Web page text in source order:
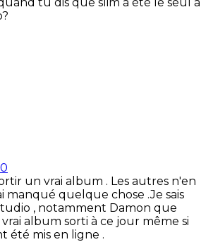
un vrai album . Les autres n'en
manqué quelque chose .Je sais
, notamment Damon que
album sorti à ce jour même si
été mis en ligne .